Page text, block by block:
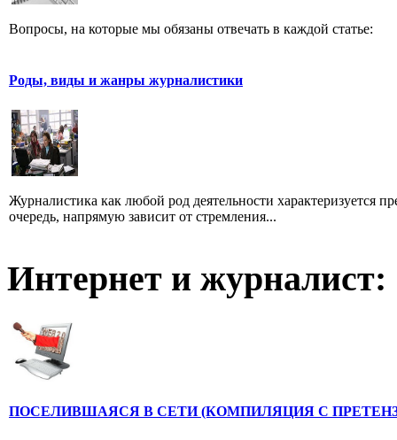
Вопросы, на которые мы обязаны отвечать в каждой статье:
Роды, виды и жанры журналистики
Журналистика как любой род деятельности характеризуется
очередь, напрямую зависит от стремления...
Интернет и журналист:
ПОСЕЛИВШАЯСЯ В СЕТИ (КОМПИЛЯЦИЯ С